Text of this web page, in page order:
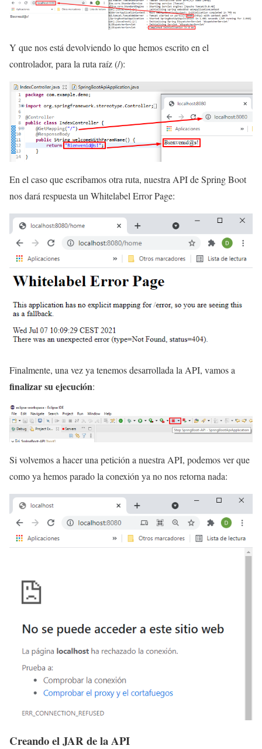
Y que nos está devolviendo lo que hemos escrito en el
controlador, para la ruta raíz (/):
En el caso que escribamos otra ruta, nuestra API de Spring Boot
nos dará respuesta un Whitelabel Error Page:
Finalmente, una vez ya tenemos desarrollada la API, vamos a
finalizar su ejecución:
Si volvemos a hacer una petición a nuestra API, podemos ver que
como ya hemos parado la conexión ya no nos retorna nada:
Creando el JAR de la API